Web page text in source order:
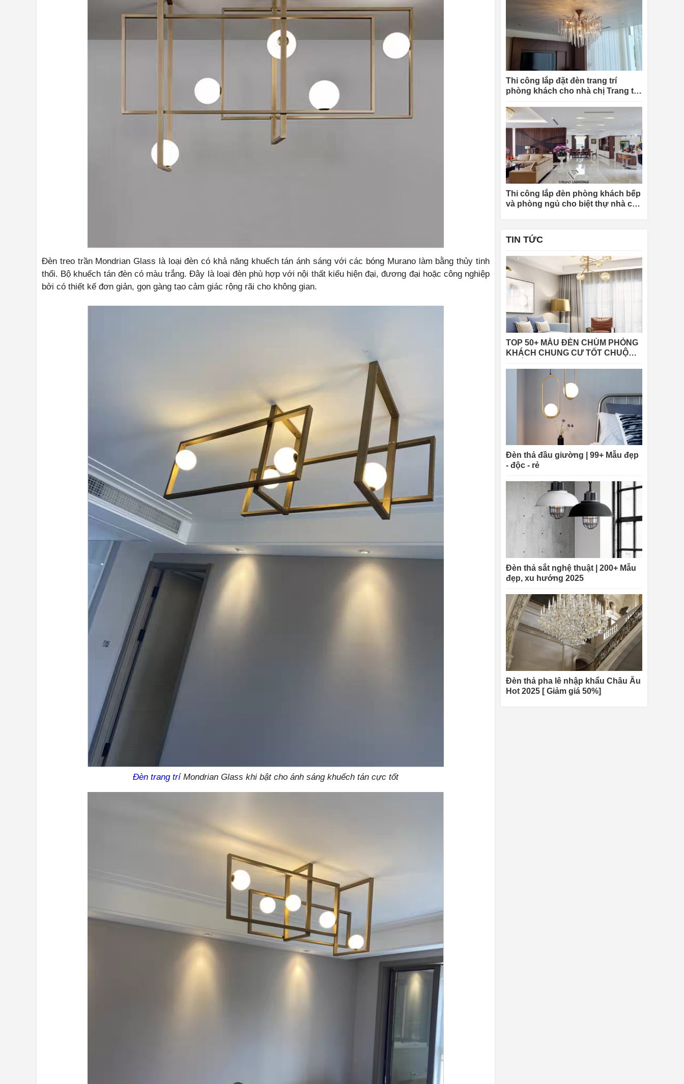
Đèn treo trần Mondrian Glass là loại đèn có khả năng khuếch tán ánh sáng với các bóng Murano làm bằng thủy tinh
thổi. Bộ khuếch tán đèn có màu trắng. Đây là loại đèn phù hợp với nội thất kiểu hiện đại, đương đại hoặc công nghiệp
bởi có thiết kế đơn giản, gọn gàng tạo cảm giác rộng rãi cho không gian.
Đèn trang tríMondrian Glass khi bật cho ánh sáng khuếch tán cực tốt
Thi công lắp đặt đèn trang trí
phòng khách cho nhà chị Trang tại
Thi công lắp đèn phòng khách bếp
và phòng ngủ cho biệt thự nhà chị
TIN TỨC
TOP 50+ MẪU ĐÈN CHÙM PHÒNG
KHÁCH CHUNG CƯ TỐT CHUỘNG
Đèn thả đầu giường | 99+ Mẫu đẹp
- độc - rẻ
Đèn thả sắt nghệ thuật | 200+ Mẫu
đẹp, xu hướng 2025
Đèn thả pha lê nhập khẩu Châu Âu
Hot 2025 [ Giảm giá 50%]